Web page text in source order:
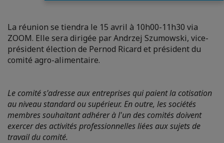
La réunion se tiendra le 15 avril à 10h00-11h30 via
ZOOM. Elle sera dirigée par Andrzej Szumowski, vice-
président élection de Pernod Ricard et président du
comité agro-alimentaire.
Le comité s'adresse aux entreprises qui paient la cotisation
au niveau standard ou supérieur. En outre, les sociétés
membres souhaitant adhérer à l'un des comités doivent
exercer des activités professionnelles liées aux sujets de
travail du comité.